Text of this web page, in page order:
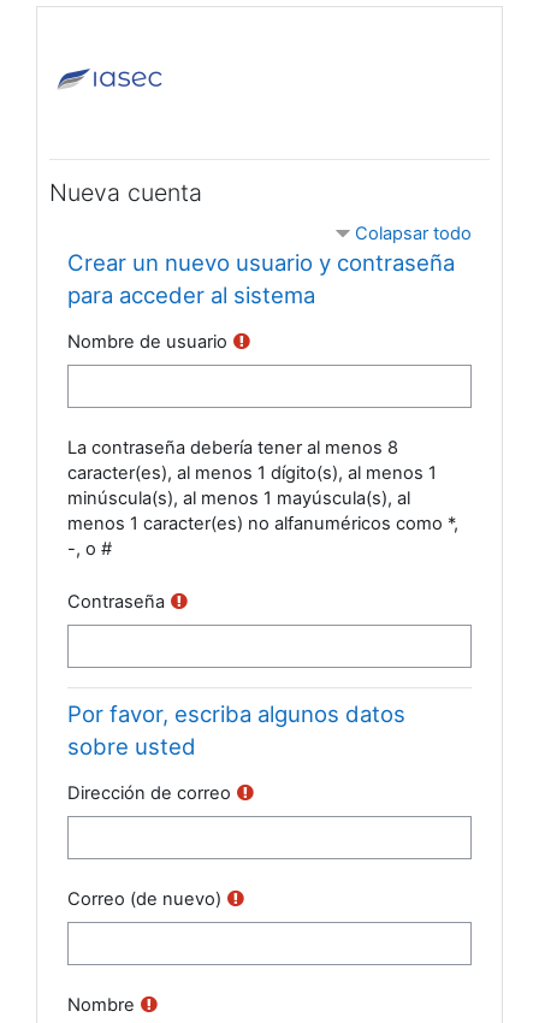
Salta al contenido principal
Nueva cuenta
Colapsar todo
Crear un nuevo usuario y contraseña
para acceder al sistema
Nombre de usuario
La contraseña debería tener al menos 8
caracter(es), al menos 1 dígito(s), al menos 1
minúscula(s), al menos 1 mayúscula(s), al
menos 1 caracter(es) no alfanuméricos como *,
-, o #
Contraseña
Por favor, escriba algunos datos
sobre usted
Dirección de correo
Correo (de nuevo)
Nombre